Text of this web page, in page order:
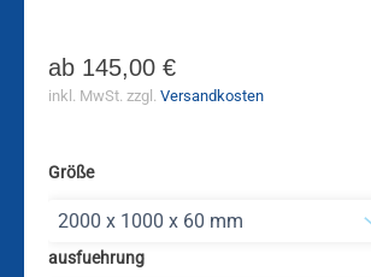
ab 145,00 €
inkl. MwSt. zzgl. Versandkosten
Größe
ausfuehrung